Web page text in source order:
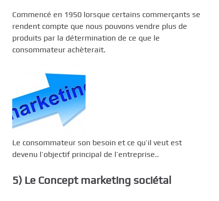
Commencé en 1950 lorsque certains commerçants se
rendent compte que nous pouvons vendre plus de
produits par la détermination de ce que le
consommateur achèterait.
Le consommateur son besoin et ce qu’il veut est
devenu l’objectif principal de l’entreprise..
5) Le Concept marketing sociétal